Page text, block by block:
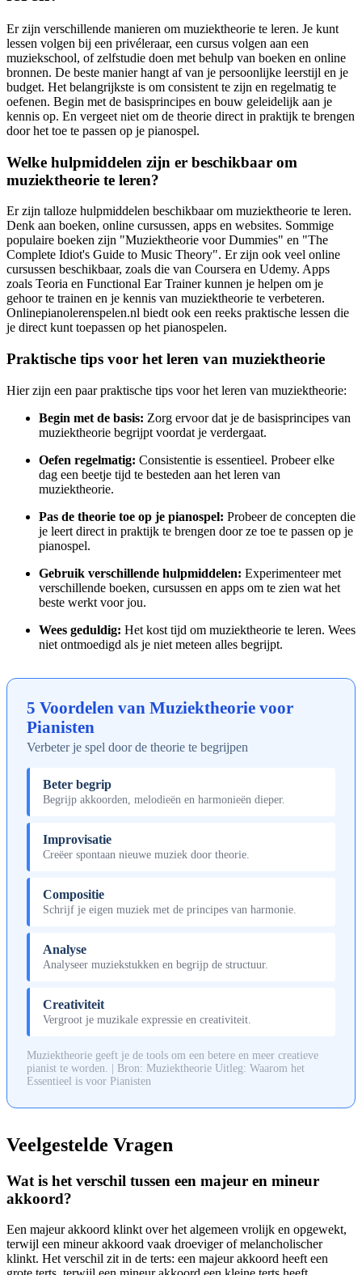
Er zijn verschillende manieren om muziektheorie te leren. Je kunt
lessen volgen bij een privéleraar, een cursus volgen aan een
muziekschool, of zelfstudie doen met behulp van boeken en online
bronnen. De beste manier hangt af van je persoonlijke leerstijl en je
budget. Het belangrijkste is om consistent te zijn en regelmatig te
oefenen. Begin met de basisprincipes en bouw geleidelijk aan je
kennis op. En vergeet niet om de theorie direct in praktijk te brengen
door het toe te passen op je pianospel.
Welke hulpmiddelen zijn er beschikbaar om
muziektheorie te leren?
Er zijn talloze hulpmiddelen beschikbaar om muziektheorie te leren.
Denk aan boeken, online cursussen, apps en websites. Sommige
populaire boeken zijn "Muziektheorie voor Dummies" en "The
Complete Idiot's Guide to Music Theory". Er zijn ook veel online
cursussen beschikbaar, zoals die van Coursera en Udemy. Apps
zoals Teoria en Functional Ear Trainer kunnen je helpen om je
gehoor te trainen en je kennis van muziektheorie te verbeteren.
Onlinepianolerenspelen.nl biedt ook een reeks praktische lessen die
je direct kunt toepassen op het pianospelen.
Praktische tips voor het leren van muziektheorie
Hier zijn een paar praktische tips voor het leren van muziektheorie:
Begin met de basis: Zorg ervoor dat je de basisprincipes van
muziektheorie begrijpt voordat je verdergaat.
Oefen regelmatig: Consistentie is essentieel. Probeer elke
dag een beetje tijd te besteden aan het leren van
muziektheorie.
Pas de theorie toe op je pianospel: Probeer de concepten die
je leert direct in praktijk te brengen door ze toe te passen op je
pianospel.
Gebruik verschillende hulpmiddelen: Experimenteer met
verschillende boeken, cursussen en apps om te zien wat het
beste werkt voor jou.
Wees geduldig: Het kost tijd om muziektheorie te leren. Wees
niet ontmoedigd als je niet meteen alles begrijpt.
5 Voordelen van Muziektheorie voor
Pianisten
Verbeter je spel door de theorie te begrijpen
Beter begrip
Begrijp akkoorden, melodieën en harmonieën dieper.
Improvisatie
Creëer spontaan nieuwe muziek door theorie.
Compositie
Schrijf je eigen muziek met de principes van harmonie.
Analyse
Analyseer muziekstukken en begrijp de structuur.
Creativiteit
Vergroot je muzikale expressie en creativiteit.
Muziektheorie geeft je de tools om een betere en meer creatieve
pianist te worden. | Bron: Muziektheorie Uitleg: Waarom het
Essentieel is voor Pianisten
Veelgestelde Vragen
Wat is het verschil tussen een majeur en mineur
akkoord?
Een majeur akkoord klinkt over het algemeen vrolijk en opgewekt,
terwijl een mineur akkoord vaak droeviger of melancholischer
klinkt. Het verschil zit in de terts: een majeur akkoord heeft een